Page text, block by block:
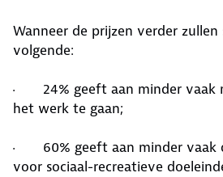
Wanneer de prijzen verder
volgende:
· 24% geeft aan minder vaak
het werk te gaan;
· 60% geeft aan minder vaak
voor sociaal-recreatieve